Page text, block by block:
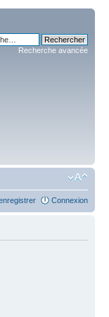
Recherche avancée
Connexion